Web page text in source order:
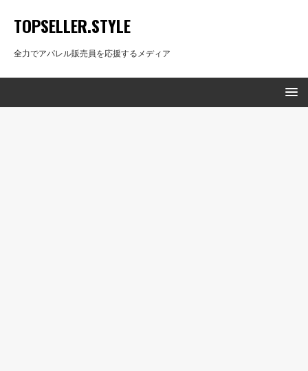
TOPSELLER.STYLE
全力でアパレル販売員を応援するメディア